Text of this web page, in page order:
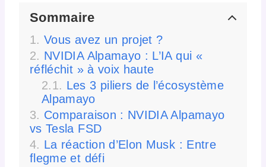
Sommaire
Vous avez un projet ?
NVIDIA Alpamayo : L’IA qui «
réfléchit » à voix haute
Les 3 piliers de l’écosystème
Alpamayo
Comparaison : NVIDIA Alpamayo
vs Tesla FSD
La réaction d’Elon Musk : Entre
flegme et défi